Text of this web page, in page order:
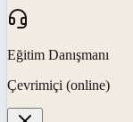
Eğitim Danışmanı
Çevrimiçi (online)